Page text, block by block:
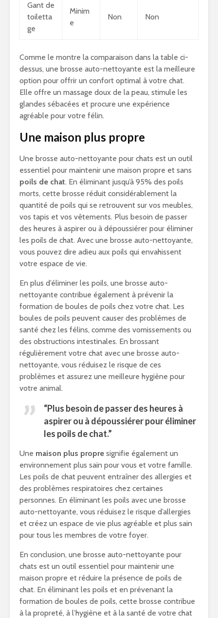
Gant de
toiletta
ge
Minim
e
Non Non
Comme le montre la comparaison dans la table ci-
dessus, une brosse auto-nettoyante est la meilleure
option pour offrir un confort optimal à votre chat.
Elle offre un massage doux de la peau, stimule les
glandes sébacées et procure une expérience
agréable pour votre félin.
Une maison plus propre
Une brosse auto-nettoyante pour chats est un outil
essentiel pour maintenir une maison propre et sans
poils de chat. En éliminant jusqu’à 95% des poils
morts, cette brosse réduit considérablement la
quantité de poils qui se retrouvent sur vos meubles,
vos tapis et vos vêtements. Plus besoin de passer
des heures à aspirer ou à dépoussiérer pour éliminer
les poils de chat. Avec une brosse auto-nettoyante,
vous pouvez dire adieu aux poils qui envahissent
votre espace de vie.
En plus d’éliminer les poils, une brosse auto-
nettoyante contribue également à prévenir la
formation de boules de poils chez votre chat. Les
boules de poils peuvent causer des problèmes de
santé chez les félins, comme des vomissements ou
des obstructions intestinales. En brossant
régulièrement votre chat avec une brosse auto-
nettoyante, vous réduisez le risque de ces
problèmes et assurez une meilleure hygiène pour
votre animal.
“Plus besoin de passer des heures à
aspirer ou à dépoussiérer pour éliminer
les poils de chat.”
Une maison plus propre signifie également un
environnement plus sain pour vous et votre famille.
Les poils de chat peuvent entraîner des allergies et
des problèmes respiratoires chez certaines
personnes. En éliminant les poils avec une brosse
auto-nettoyante, vous réduisez le risque d’allergies
et créez un espace de vie plus agréable et plus sain
pour tous les membres de votre foyer.
En conclusion, une brosse auto-nettoyante pour
chats est un outil essentiel pour maintenir une
maison propre et réduire la présence de poils de
chat. En éliminant les poils et en prévenant la
formation de boules de poils, cette brosse contribue
à la propreté, à l’hygiène et à la santé de votre chat